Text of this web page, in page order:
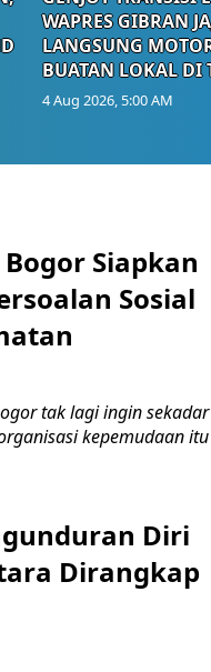
WAPRES GIBRAN
LANGSUNG
BUATAN LOKAL DI
4 Aug 2026, 5:00 AM
Siapkan
Sosial
tak lagi ingin sekadar
kepemudaan itu
Diri
Dirangkap